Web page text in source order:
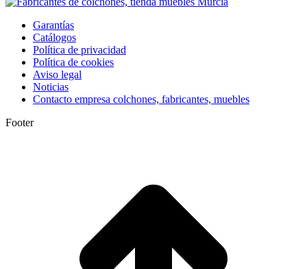
Garantías
Catálogos
Política de privacidad
Política de cookies
Aviso legal
Noticias
Contacto empresa colchones, fabricantes, muebles
Footer